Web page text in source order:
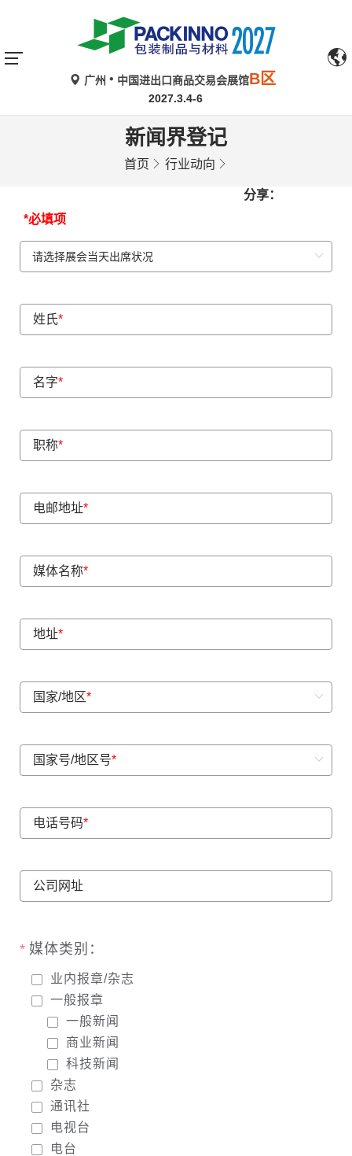
广州 中国进出口商品交易会展馆B区
2027.3.4-6
新闻界登记
首页 行业动向
分享：
*必填项
姓氏*
名字*
职称*
电邮地址*
媒体名称*
地址*
国家/地区*
国家号/地区号*
电话号码*
公司网址
媒体类别：
业内报章/杂志
一般报章
一般新闻
商业新闻
科技新闻
杂志
通讯社
电视台
电台